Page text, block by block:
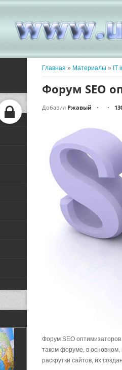
Главная » Материалы » IT
Форум SEO
Добавил Ржавый • •
Форум SEO
таком форуме, в основном,
раскрутки сайтов, их